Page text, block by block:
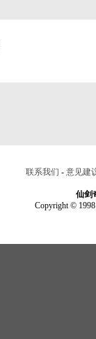
联系我们 - 意见建
仙剑
Copyright © 1998